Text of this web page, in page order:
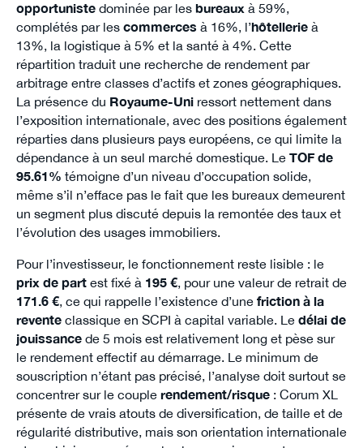
opportunistedominée par les bureaux à 59%,
complétés par les commerces à 16%, l’hôtellerieà
13%, la logistique à 5% et la santé à 4%. Cette
répartition traduit une recherche de rendement par
arbitrage entre classes d’actifs et zones géographiques.
La présence du Royaume-Uniressort nettement dans
l’exposition internationale, avec des positions également
réparties dans plusieurs pays européens, ce qui limite la
dépendance à un seul marché domestique. Le TOF de
95.61% témoigne d’un niveau d’occupation solide,
même s’il n’efface pas le fait que les bureaux demeurent
un segment plus discuté depuis la remontée des taux et
l’évolution des usages immobiliers.
Pour l’investisseur, le fonctionnement reste lisible : le
prix de partest fixé à 195 €, pour une valeur de retrait de
171.6 €, ce qui rappelle l’existence d’une friction à la
reventeclassique en SCPI à capital variable. Le délai de
jouissancede 5 mois est relativement long et pèse sur
le rendement effectif au démarrage. Le minimum de
souscription n’étant pas précisé, l’analyse doit surtout se
concentrer sur le couple rendement/risque: Corum XL
présente de vrais atouts de diversification, de taille et de
régularité distributive, mais son orientation internationale